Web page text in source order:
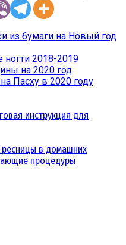
из бумаги на Новый год
2018-2019
на 2020 год
Пасху в 2020 году
инструкция для
ресницы в домашних
процедуры